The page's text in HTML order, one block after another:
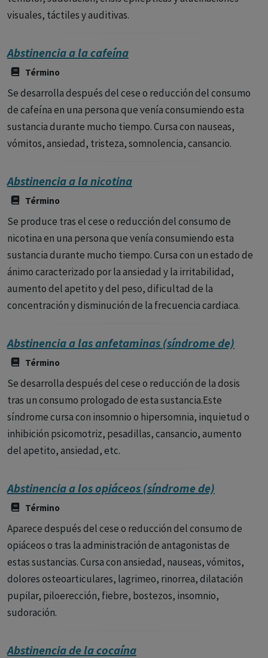
visuales, táctiles y auditivas.
Abstinencia a la cafeína
Término
Se desarrolla después del cese o reducción del consumo
de cafeína en una persona que venía consumiendo esta
sustancia durante mucho tiempo. Cursa con nauseas,
vómitos, ansiedad, tristeza, somnolencia, cansancio.
Abstinencia a la nicotina
Término
Se produce tras el cese o reducción del consumo de
nicotina en una persona que venía consumiendo esta
sustancia durante mucho tiempo. Cursa con un estado de
ánimo caracterizado por la ansiedad y la irritabilidad,
aumento del apetito y del peso, dificultad de la
concentración y disminución de la frecuencia cardiaca.
Abstinencia a las anfetaminas (síndrome de)
Término
Se desarrolla después del cese o reducción de la dosis
tras un consumo prologado de esta sustancia.Este
síndrome cursa con insomnio o hipersomnia, inquietud o
inhibición psicomotriz, pesadillas, cansancio, aumento
del apetito, ansiedad, etc.
Abstinencia a los opiáceos (síndrome de)
Término
Aparece después del cese o reducción del consumo de
opiáceos o tras la administración de antagonistas de
estas sustancias. Cursa con ansiedad, nauseas, vómitos,
dolores osteoarticulares, lagrimeo, rinorrea, dilatación
pupilar, piloerección, fiebre, bostezos, insomnio,
sudoración.
Abstinencia de la cocaína